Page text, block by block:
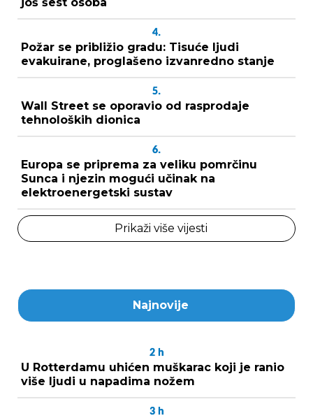
4.
Požar se približio gradu: Tisuće ljudi
evakuirane, proglašeno izvanredno stanje
5.
Wall Street se oporavio od rasprodaje
tehnoloških dionica
6.
Europa se priprema za veliku pomrčinu
Sunca i njezin mogući učinak na
elektroenergetski sustav
Prikaži više vijesti
Najnovije
2 h
U Rotterdamu uhićen muškarac koji je ranio
više ljudi u napadima nožem
3 h